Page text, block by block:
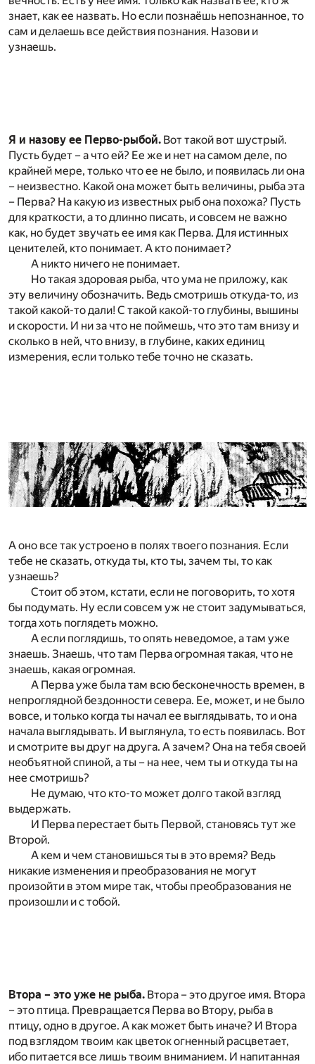
знает, как ее назвать. Но если познаёшь непознанное, то
сам и делаешь все действия познания. Назови и
узнаешь.
Я и назову ее Перво-рыбой. Вот такой вот шустрый.
Пусть будет – а что ей? Ее же и нет на самом деле, по
крайней мере, только что ее не было, и появилась ли она
– неизвестно. Какой она может быть величины, рыба эта
– Перва? На какую из известных рыб она похожа? Пусть
для краткости, а то длинно писать, и совсем не важно
как, но будет звучать ее имя как Перва. Для истинных
ценителей, кто понимает. А кто понимает?
А никто ничего не понимает.
Но такая здоровая рыба, что ума не приложу, как
эту величину обозначить. Ведь смотришь откуда-то, из
такой какой-то дали! С такой какой-то глубины, вышины
и скорости. И ни за что не поймешь, что это там внизу и
сколько в ней, что внизу, в глубине, каких единиц
измерения, если только тебе точно не сказать.
А оно все так устроено в полях твоего познания. Если
тебе не сказать, откуда ты, кто ты, зачем ты, то как
узнаешь?
Стоит об этом, кстати, если не поговорить, то хотя
бы подумать. Ну если совсем уж не стоит задумываться,
тогда хоть поглядеть можно.
А если поглядишь, то опять неведомое, а там уже
знаешь. Знаешь, что там Перва огромная такая, что не
знаешь, какая огромная.
А Перва уже была там всю бесконечность времен, в
непроглядной бездонности севера. Ее, может, и не было
вовсе, и только когда ты начал ее выглядывать, то и она
начала выглядывать. И выглянула, то есть появилась. Вот
и смотрите вы друг на друга. А зачем? Она на тебя своей
необъятной спиной, а ты – на нее, чем ты и откуда ты на
нее смотришь?
Не думаю, что кто-то может долго такой взгляд
выдержать.
И Перва перестает быть Первой, становясь тут же
Второй.
А кем и чем становишься ты в это время? Ведь
никакие изменения и преобразования не могут
произойти в этом мире так, чтобы преобразования не
произошли и с тобой.
Втора – это уже не рыба. Втора – это другое имя. Втора
– это птица. Превращается Перва во Втору, рыба в
птицу, одно в другое. А как может быть иначе? И Втора
под взглядом твоим как цветок огненный расцветает,
ибо питается все лишь твоим вниманием. И напитанная